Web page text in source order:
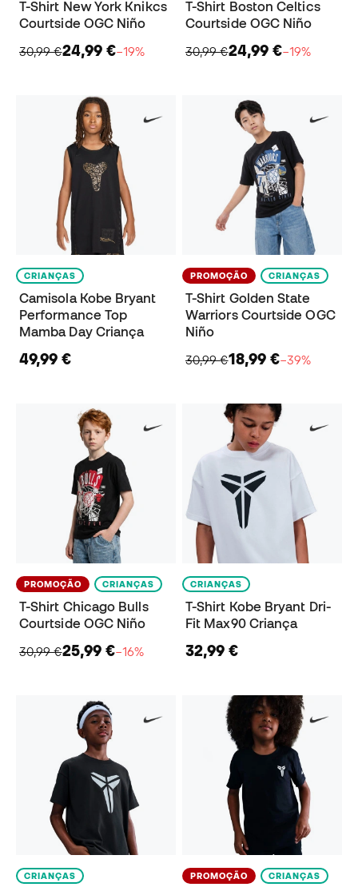
T-Shirt New York Knikcs
Courtside OGC Niño
30,99 €24,99 €−19%
T-Shirt Boston Celtics
Courtside OGC Niño
30,99 €24,99 €−19%
CRIANÇAS
Camisola Kobe Bryant
Performance Top
Mamba Day Criança
49,99 €
PROMOÇÃO CRIANÇAS
T-Shirt Golden State
Warriors Courtside OGC
Niño
30,99 €18,99 €−39%
PROMOÇÃO CRIANÇAS
T-Shirt Chicago Bulls
Courtside OGC Niño
30,99 €25,99 €−16%
CRIANÇAS
T-Shirt Kobe Bryant Dri-
Fit Max90 Criança
32,99 €
CRIANÇAS PROMOÇÃO CRIANÇAS